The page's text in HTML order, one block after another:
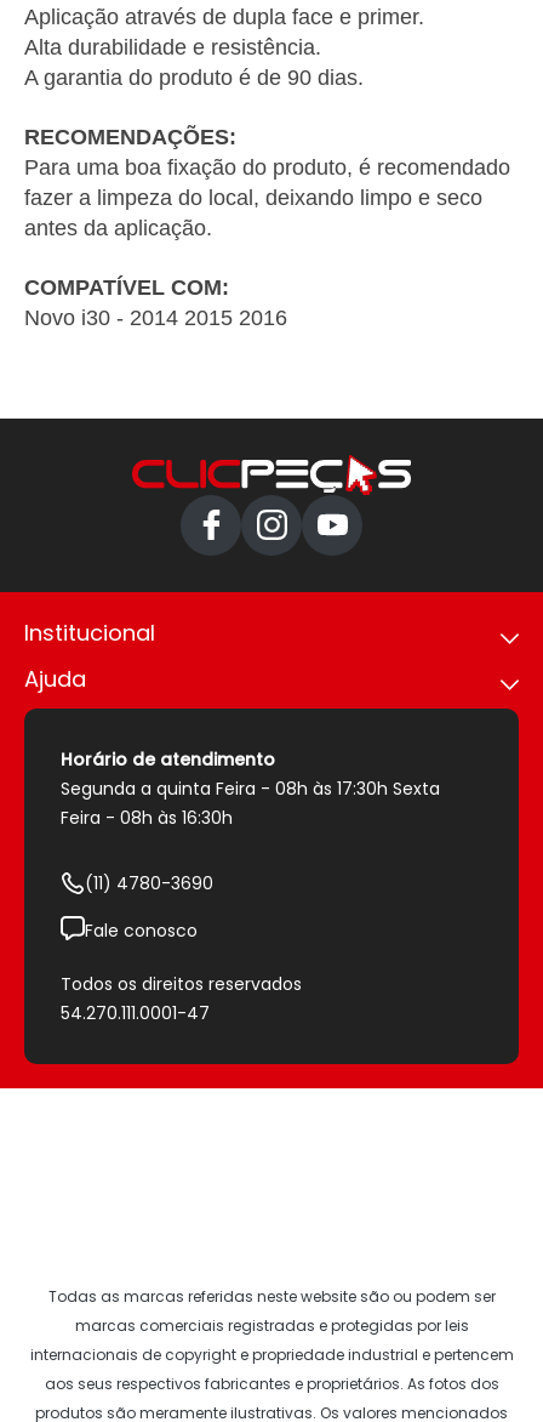
Aplicação através de dupla face e primer.
Alta durabilidade e resistência.
A garantia do produto é de 90 dias.
RECOMENDAÇÕES:
Para uma boa fixação do produto, é recomendado
fazer a limpeza do local, deixando limpo e seco
antes da aplicação.
COMPATÍVEL COM:
Novo i30 - 2014 2015 2016
Institucional
Política de privacidade
Trabalhe conosco
Sobre nós
Segurança
Ajuda
Como comprar
Política de envio
Política de pagamento
Trocas e devoluções
Horário de atendimento
Segunda a quinta Feira - 08h às 17:30h Sexta
Feira - 08h às 16:30h
(11) 4780-3690
Fale conosco
Todos os direitos reservados
54.270.111.0001-47
Todas as marcas referidas neste website são ou podem ser
marcas comerciais registradas e protegidas por leis
internacionais de copyright e propriedade industrial e pertencem
aos seus respectivos fabricantes e proprietários. As fotos dos
produtos são meramente ilustrativas. Os valores mencionados